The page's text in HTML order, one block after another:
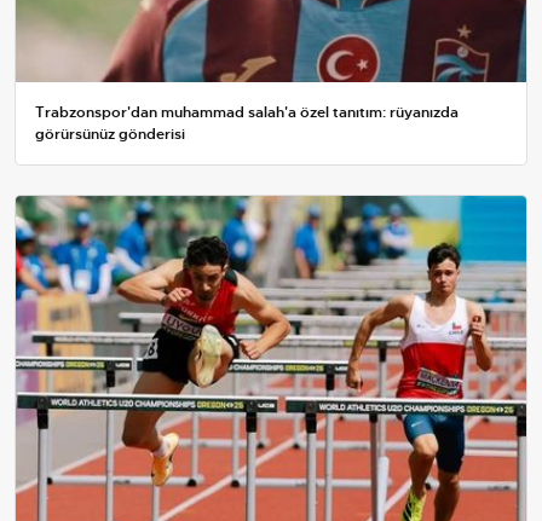
Trabzonspor'dan muhammad salah'a özel tanıtım: rüyanızda
görürsünüz gönderisi